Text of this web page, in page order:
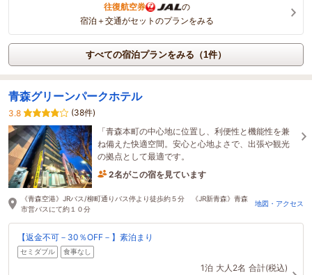
往復航空券
の
宿泊＋交通がセットのプランをみる
すべての宿泊プランをみる（1件）
青森グリーンパークホテル
3.8
(38件)
「青森本町の中心地に位置し、利便性と機能性を兼
ね備えた快適空間。安心と心地よさで、出張や観光
の拠点として最適です。
2名がこの宿を見ています
《青森空港》JRバス/柳町通りバス停より徒歩約５分 《JR新青森》青森
市営バスにて約１０分
地図・アクセス
【返金不可－30％OFF－】素泊まり
セミダブル 食事なし
1泊 大人2名 合計(税込)